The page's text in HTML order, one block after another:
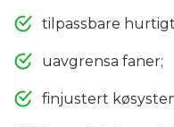
tilpassbare
uavgrensa faner;
finjustert